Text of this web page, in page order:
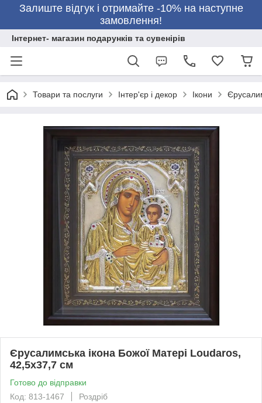
Залиште відгук і отримайте -10% на наступне
замовлення!
Інтернет- магазин подарунків та сувенірів
Товари та послуги Інтер'єр і декор Ікони
Єрусалимська ікона Божої Матері Loudaros,
42,5х37,7 см
Готово до відправки
Код: 813-1467
Роздріб